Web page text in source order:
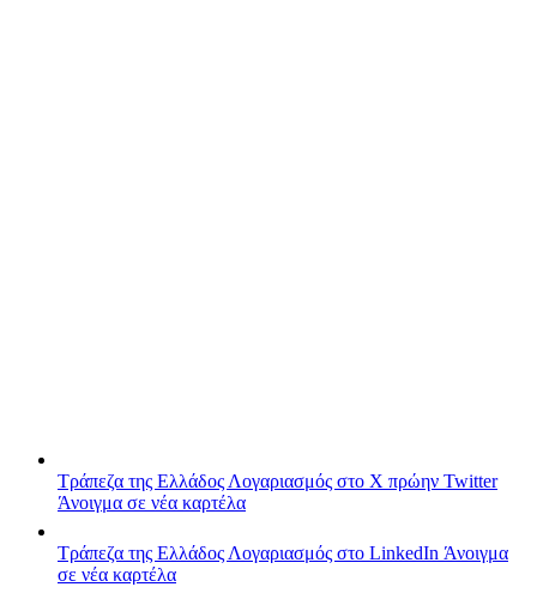
Τράπεζα της Ελλάδος Λογαριασμός στο X πρώην Twitter
Άνοιγμα σε νέα καρτέλα
Τράπεζα της Ελλάδος Λογαριασμός στο LinkedIn Άνοιγμα
σε νέα καρτέλα